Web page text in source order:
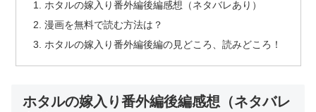
ホタルの嫁入り番外編後編感想（ネタバレあり）
漫画を無料で読む方法は？
ホタルの嫁入り番外編後編の見どころ、読みどころ！
ホタルの嫁入り番外編後編感想（ネタバレ